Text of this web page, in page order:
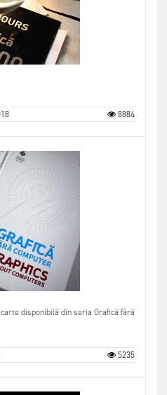
8884
disponibilă din seria Grafică fără
5235